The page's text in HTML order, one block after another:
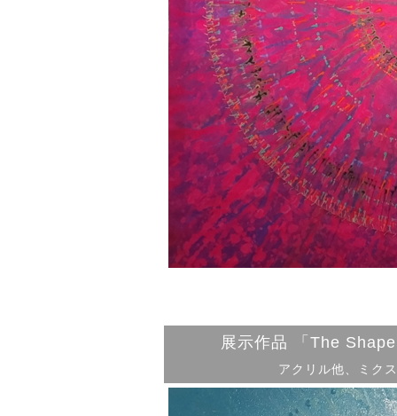
展示作品 「The
アクリル他、ミク